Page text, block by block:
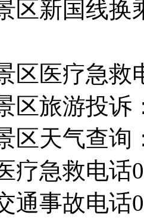
区新国线
区医疗急救
区旅游投诉
区天气查询
疗急救电话
通事故电话